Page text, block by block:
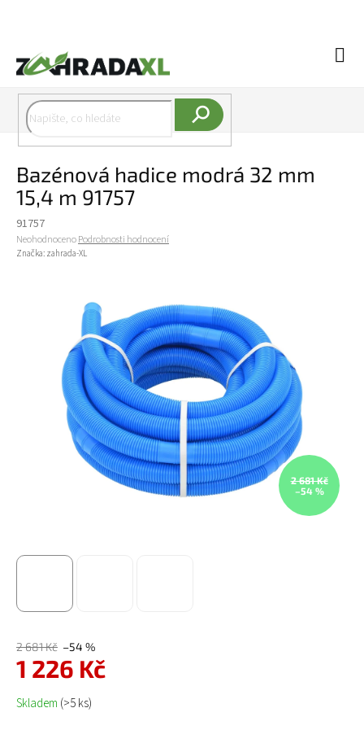
Bazénová hadice modrá 32 mm
15,4 m 91757
91757
Průměrné hodnocení produktu je 0,0 z 5 hvězdiček.
NeohodnocenoPodrobnosti hodnocení
Značka: zahrada-XL
2 681 Kč
–54 %
2 681 Kč –54 %
1 226 Kč
Měrná cena:
Skladem (>5 ks)